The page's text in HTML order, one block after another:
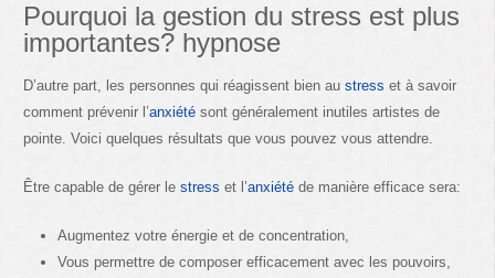
Pourquoi la gestion du stress est plus
importantes? hypnose
D’autre part, les personnes qui réagissent bien austress et à savoir
comment prévenir l’anxiété sont généralement inutiles artistes de
pointe. Voici quelques résultats que vous pouvez vous attendre.
Être capable de gérer lestress et l’anxiété de manière efficace sera:
Augmentez votre énergie et de concentration,
Vous permettre de composer efficacement avec les pouvoirs,